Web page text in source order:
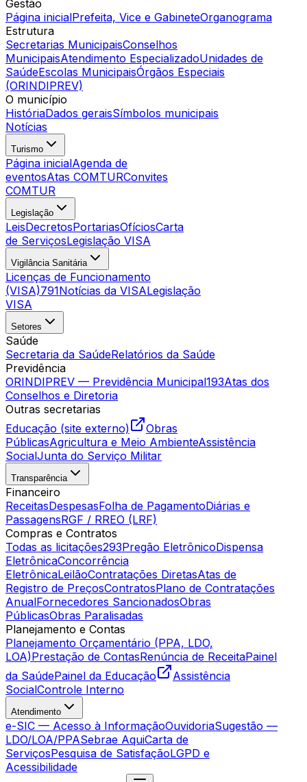
Gestão
Página inicialPrefeita, Vice e GabineteOrganograma
Estrutura
Secretarias MunicipaisConselhos
MunicipaisAtendimento EspecializadoUnidades de
SaúdeEscolas MunicipaisÓrgãos Especiais
(ORINDIPREV)
O município
HistóriaDados geraisSímbolos municipais
Notícias
Turismo
Página inicialAgenda de
eventosAtas COMTURConvites
COMTUR
Legislação
LeisDecretosPortariasOfíciosCarta
de ServiçosLegislação VISA
Vigilância Sanitária
Licenças de Funcionamento
(VISA)791Notícias da VISALegislação
VISA
Setores
Saúde
Secretaria da SaúdeRelatórios da Saúde
Previdência
ORINDIPREV — Previdência Municipal193Atas dos
Conselhos e Diretoria
Outras secretarias
Educação (site externo)
Obras
PúblicasAgricultura e Meio AmbienteAssistência
SocialJunta do Serviço Militar
Transparência
Financeiro
ReceitasDespesasFolha de PagamentoDiárias e
PassagensRGF / RREO (LRF)
Compras e Contratos
Todas as licitações293Pregão EletrônicoDispensa
EletrônicaConcorrência
EletrônicaLeilãoContratações DiretasAtas de
Registro de PreçosContratosPlano de Contratações
AnualFornecedores SancionadosObras
PúblicasObras Paralisadas
Planejamento e Contas
Planejamento Orçamentário (PPA, LDO,
LOA)Prestação de ContasRenúncia de ReceitaPainel
da SaúdePainel da Educação
Assistência
SocialControle Interno
Atendimento
e-SIC — Acesso à InformaçãoOuvidoriaSugestão —
LDO/LOA/PPASebrae AquiCarta de
ServiçosPesquisa de SatisfaçãoLGPD e
Acessibilidade